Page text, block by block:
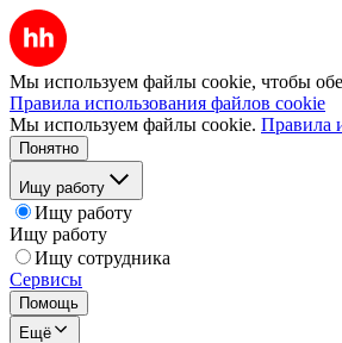
Мы используем файлы cookie, чтобы
Правила использования файлов cookie
Мы используем файлы cookie. Правила
Понятно
Ищу работу
Ищу работу
Ищу работу
Ищу сотрудника
Сервисы
Помощь
Ещё